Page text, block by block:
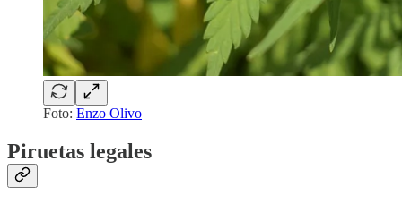
Foto: Enzo Olivo
Piruetas legales